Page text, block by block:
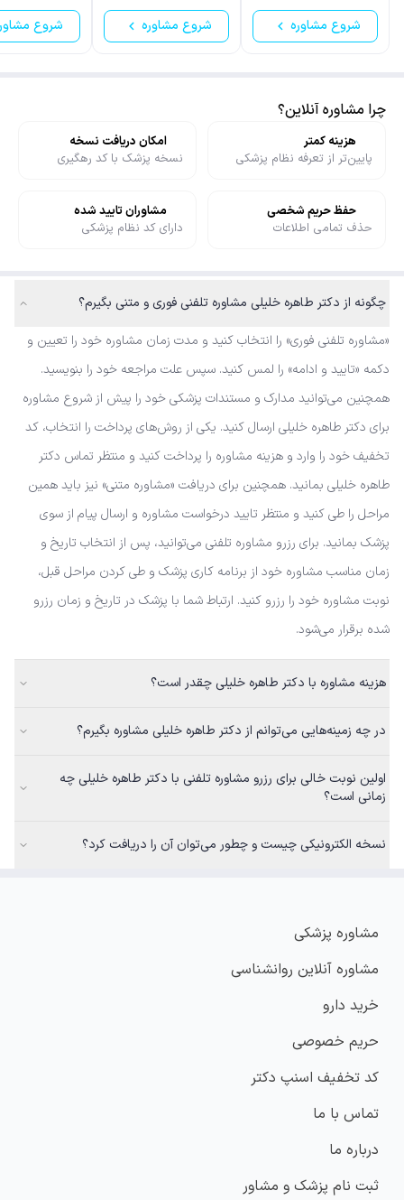
شروع مشاوره شروع مشاوره شروع
چرا مشاوره آنلاین؟
هزینه کمتر
پایین‌تر از تعرفه نظام پزشکی
امکان دریافت نسخه
نسخه پزشک با کد رهگیری
حفظ حریم شخصی
حذف تمامی اطلاعات
مشاوران تایید شده
دارای کد نظام پزشکی
چگونه از دکتر طاهره خلیلی مشاوره تلفنی فوری و متنی بگیرم؟
«مشاوره تلفنی فوری» را انتخاب کنید و مدت زمان مشاوره خود را تعیین و
دکمه «تایید و ادامه» را لمس کنید. سپس علت مراجعه خود را بنویسید.
همچنین می‌توانید مدارک و مستندات پزشکی خود را پیش از شروع مشاوره
برای دکتر طاهره خلیلی ارسال کنید. یکی از روش‌های پرداخت را انتخاب، کد
تخفیف خود را وارد و هزینه مشاوره را پرداخت کنید و منتظر تماس دکتر
طاهره خلیلی بمانید. همچنین برای دریافت «مشاوره متنی» نیز باید همین
مراحل را طی کنید و منتظر تایید درخواست مشاوره و ارسال پیام از سوی
پزشک بمانید. برای رزرو مشاوره تلفنی می‌توانید، پس از انتخاب تاریخ و
زمان مناسب مشاوره خود از برنامه کاری پزشک و طی کردن مراحل قبل،
نوبت مشاوره خود را رزرو کنید. ارتباط شما با پزشک در تاریخ و زمان رزرو
شده برقرار می‌شود.
هزینه مشاوره با دکتر طاهره خلیلی چقدر است؟
در چه زمینه‌هایی می‌توانم از دکتر طاهره خلیلی مشاوره بگیرم؟
اولین نوبت خالی برای رزرو مشاوره تلفنی با دکتر طاهره خلیلی چه
زمانی است؟
نسخه الکترونیکی چیست و چطور می‌توان آن را دریافت کرد؟
مشاوره پزشکی
مشاوره آنلاین روانشناسی
خرید دارو
حریم خصوصی
کد تخفیف اسنپ دکتر
تماس با ما
درباره ما
ثبت نام پزشک و مشاور